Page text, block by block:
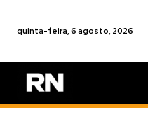
quinta-feira, 6 agosto, 2026